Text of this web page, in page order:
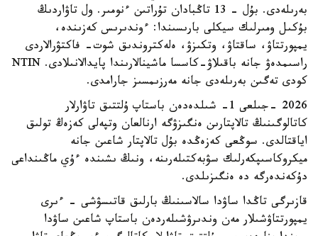
بەرىلەدى. بۇل - 13 تاڭبادان تۇراتىن ءنومىر. ول تاۋاردىڭ
بۇكىل ومىرلىك سيكلى بارىسىندا: ءوندىرىس كەزىندە،
يمپورتتاۋ، ساقتاۋ، وتكىزۋ، ەلەكتروندىق شوت- فاكتۋرالاردى
راسىمدەۋ جانە باقىلاۋ-كاسسا ماشينالارىندا پايدالانىلادى. NTIN
كودى تەگىن بەرىلەدى جانە مەرزىمسىز جارامدى.
2026 -جىلعى 1- شىلدەدەن باستاپ ۇلتتىق تاۋارلار
كاتالوگىنىڭ تالاپتارىن ەنگىزۋگە ارنالعان وتپەلى كەزەڭ تولىق
اياقتالدى. سوڭعى كەزەڭدە بۇل تالاپتار شاعىن جانە
ميكروكاسىپكەرلىك سۋبەكتىلەرىنە، ونىڭ ىشىندە ءۇي ماڭىنداعى
دۇكەندەرگە دە ەنگىزىلدى.
قازىرگى تاڭدا ساۋدا سالاسىنىڭ بارلىق قاتىسۋشى - ءىرى
يمپورتتاۋشىلار مەن وندىرۋشىلەردەن باستاپ شاعىن ساۋدا